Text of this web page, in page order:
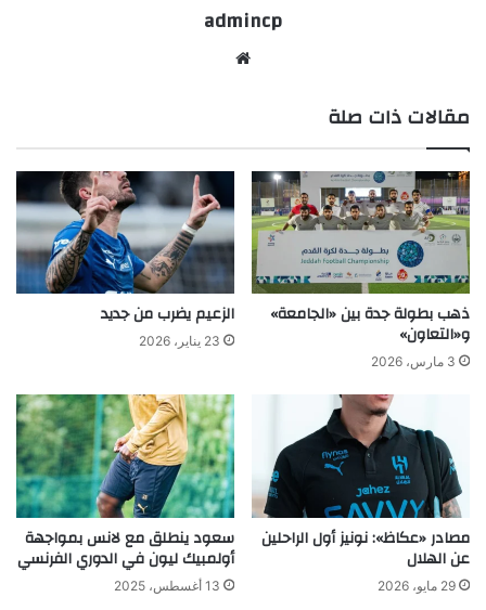
admincp
مقالات ذات صلة
ذهب بطولة جدة بين «الجامعة»
و«التعاون»
3 مارس، 2026
الزعيم يضرب من جديد
23 يناير، 2026
مصادر «عكاظ»: نونيز أول الراحلين
عن الهلال
29 مايو، 2026
سعود ينطلق مع لانس بمواجهة
أولمبيك ليون في الدوري الفرنسي
13 أغسطس، 2025